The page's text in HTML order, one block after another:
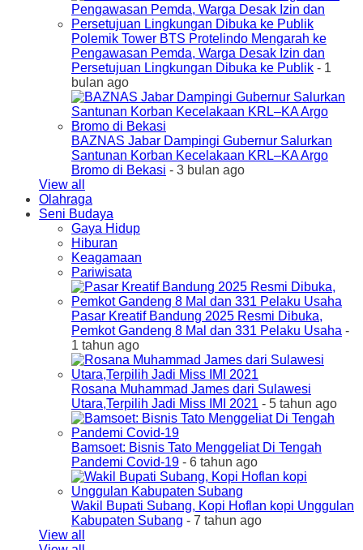
Polemik Tower BTS Protelindo Mengarah ke
Pengawasan Pemda, Warga Desak Izin dan
Persetujuan Lingkungan Dibuka ke Publik - 1
bulan ago
BAZNAS Jabar Dampingi Gubernur Salurkan
Santunan Korban Kecelakaan KRL–KA Argo
Bromo di Bekasi - 3 bulan ago
View all
Olahraga
Seni Budaya
Gaya Hidup
Hiburan
Keagamaan
Pariwisata
Pasar Kreatif Bandung 2025 Resmi Dibuka,
Pemkot Gandeng 8 Mal dan 331 Pelaku Usaha -
1 tahun ago
Rosana Muhammad James dari Sulawesi
Utara,Terpilih Jadi Miss IMI 2021 - 5 tahun ago
Bamsoet: Bisnis Tato Menggeliat Di Tengah
Pandemi Covid-19 - 6 tahun ago
Wakil Bupati Subang, Kopi Hoflan kopi Unggulan
Kabupaten Subang - 7 tahun ago
View all